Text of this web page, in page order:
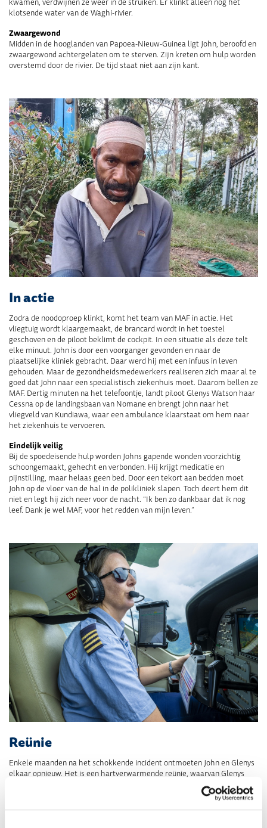
klotsende water van de Waghi-rivier.
Zwaargewond
Midden in de hooglanden van Papoea-Nieuw-Guinea ligt John, beroofd en
zwaargewond achtergelaten om te sterven. Zijn kreten om hulp worden
overstemd door de rivier. De tijd staat niet aan zijn kant.
In actie
Zodra de noodoproep klinkt, komt het team van MAF in actie. Het
vliegtuig wordt klaargemaakt, de brancard wordt in het toestel
geschoven en de piloot beklimt de cockpit. In een situatie als deze telt
elke minuut. John is door een voorganger gevonden en naar de
plaatselijke kliniek gebracht. Daar werd hij met een infuus in leven
gehouden. Maar de gezondheidsmedewerkers realiseren zich maar al te
goed dat John naar een specialistisch ziekenhuis moet. Daarom bellen ze
MAF. Dertig minuten na het telefoontje, landt piloot Glenys Watson haar
Cessna op de landingsbaan van Nomane en brengt John naar het
vliegveld van Kundiawa, waar een ambulance klaarstaat om hem naar
het ziekenhuis te vervoeren.
Eindelijk veilig
Bij de spoedeisende hulp worden Johns gapende wonden voorzichtig
schoongemaakt, gehecht en verbonden. Hij krijgt medicatie en
pijnstilling, maar helaas geen bed. Door een tekort aan bedden moet
John op de vloer van de hal in de polikliniek slapen. Toch deert hem dit
niet en legt hij zich neer voor de nacht. “Ik ben zo dankbaar dat ik nog
leef. Dank je wel MAF, voor het redden van mijn leven.”
Reünie
Enkele maanden na het schokkende incident ontmoeten John en Glenys
elkaar opnieuw. Het is een hartverwarmende reünie, waarvan Glenys
“Ik zag je hoofdwonden
en je verkeerde in kritieke toestand. We hebben je snel naar het